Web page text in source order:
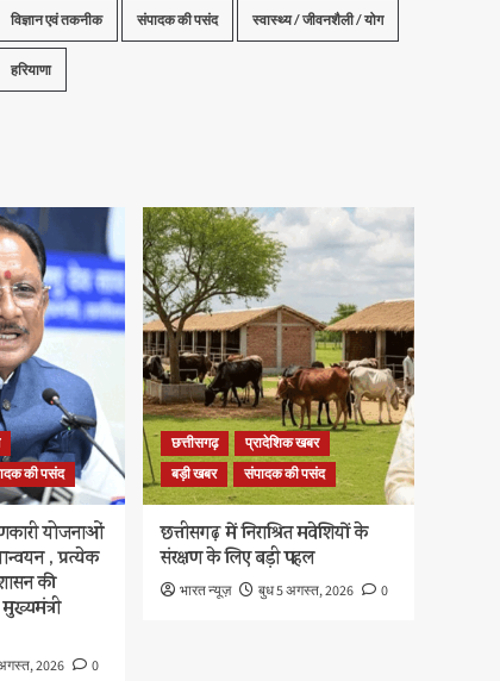
विज्ञान एवं तकनीक संपादक की पसंद स्वास्थ्य / जीवनशैली / योग
हरियाणा
की पसंद
योजनाओं
, प्रत्येक
की
2026 0
छत्तीसगढ़
प्रादेशिक खबर
बड़ी खबर
संपादक की पसंद
छत्तीसगढ़ में निराश्रित मवेशियों के
संरक्षण के लिए बड़ी पहल
भारत न्यूज़ बुध 5 अगस्त, 2026 0